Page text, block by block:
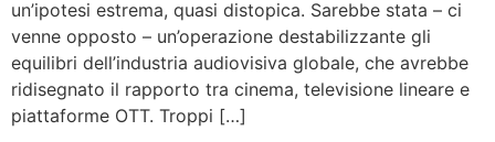
un’ipotesi estrema, quasi distopica. Sarebbe stata – ci
venne opposto – un’operazione destabilizzante gli
equilibri dell’industria audiovisiva globale, che avrebbe
ridisegnato il rapporto tra cinema, televisione lineare e
piattaforme OTT. Troppi […]